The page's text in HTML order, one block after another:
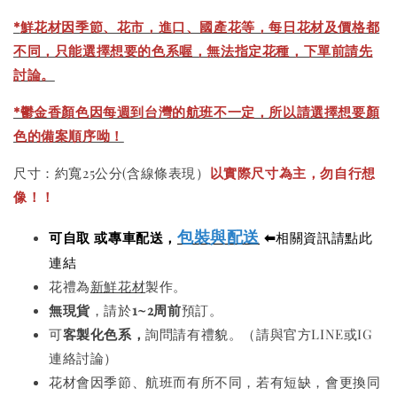
*鮮花材因季節、花市，進口、國產花等，每日花材及價格都
不同，只能選擇想要的色系喔，無法指定花種，下單前請先
討論。
*鬱金香顏色因每週到台灣的航班不一定，所以請選擇想要顏
色的備案順序呦！
尺寸：約寬25公分(含線條表現） 以實際尺寸為主，勿自行想
像！！
可自取 或專車配送， 包裝與配送 ⬅相關資訊請點此
連結
花禮為新鮮花材製作。
無現貨，請於1~2周前預訂。
可客製化色系，詢問請有禮貌。（請與官方LINE或IG
連絡討論）
花材會因季節、航班而有所不同，若有短缺，會更換同